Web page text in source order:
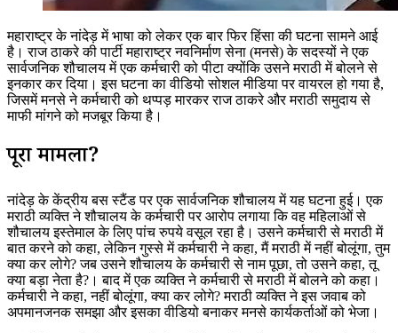
महाराष्ट्र के नांदेड़ में भाषा को लेकर एक बार फिर हिंसा की घटना सामने आई
है। राज ठाकरे की पार्टी महाराष्ट्र नवनिर्माण सेना (मनसे) के सदस्यों ने एक
सार्वजनिक शौचालय में एक कर्मचारी को पीटा क्योंकि उसने मराठी में बोलने से
इनकार कर दिया। इस घटना का वीडियो सोशल मीडिया पर वायरल हो गया है,
जिसमें मनसे ने कर्मचारी को थप्पड़ मारकर राज ठाकरे और मराठी समुदाय से
माफी मांगने को मजबूर किया है।
पूरा मामला?
नांदेड़ के केंद्रीय बस स्टैंड पर एक सार्वजनिक शौचालय में यह घटना हुई। एक
मराठी व्यक्ति ने शौचालय के कर्मचारी पर आरोप लगाया कि वह महिलाओं से
शौचालय इस्तेमाल के लिए पांच रुपये वसूल रहा है। उसने कर्मचारी से मराठी में
बात करने को कहा, लेकिन गुस्से में कर्मचारी ने कहा, मैं मराठी में नहीं बोलूंगा, तुम
क्या कर लोगे? जब उसने शौचालय के कर्मचारी से नाम पूछा, तो उसने कहा, तू
क्या बड़ा नेता है?। बाद में एक व्यक्ति ने कर्मचारी से मराठी में बोलने को कहा।
कर्मचारी ने कहा, नहीं बोलूंगा, क्या कर लोगे? मराठी व्यक्ति ने इस जवाब को
अपमानजनक समझा और इसका वीडियो बनाकर मनसे कार्यकर्ताओं को भेजा।